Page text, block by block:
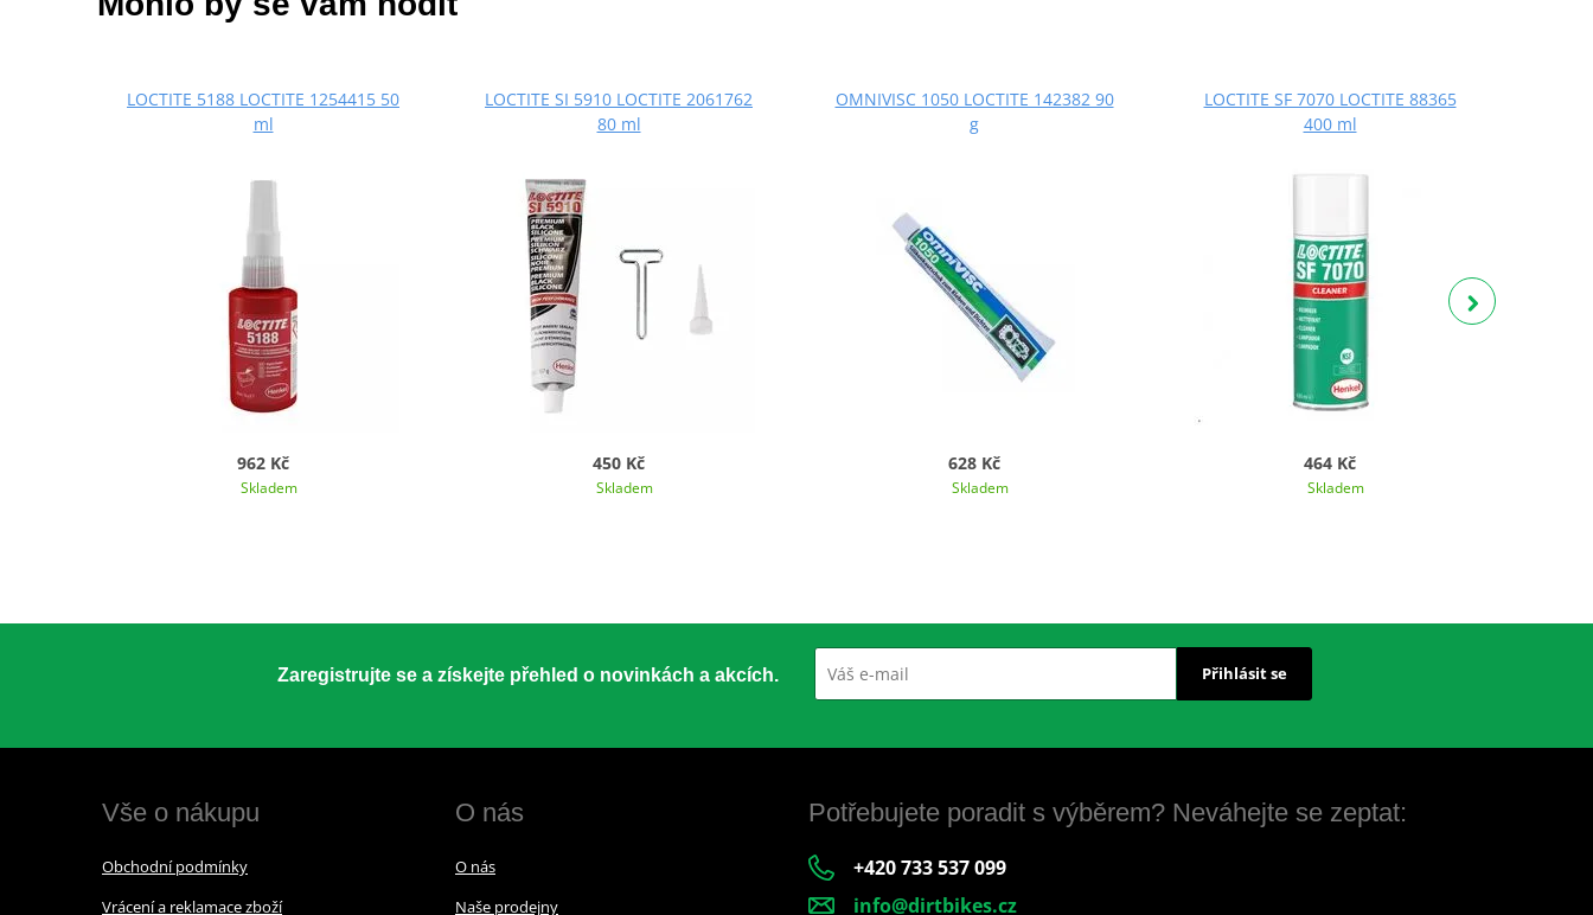
LOCTITE 5188 LOCTITE 1254415 50
ml
962 Kč
Skladem
LOCTITE SI 5910 LOCTITE 2061762
80 ml
450 Kč
Skladem
OMNIVISC 1050 LOCTITE 142382 90
g
628 Kč
Skladem
LOCTITE SF 7070 LOCTITE 88365
400 ml
464 Kč
Skladem
Zaregistrujte se a získejte přehled o novinkách a akcích. Přihlásit se
Vše o nákupu
Obchodní podmínky
Vrácení a reklamace zboží
O nás
O nás
Naše prodejny
Potřebujete poradit s výběrem? Neváhejte se zeptat:
+420 733 537 099
info@dirtbikes.cz